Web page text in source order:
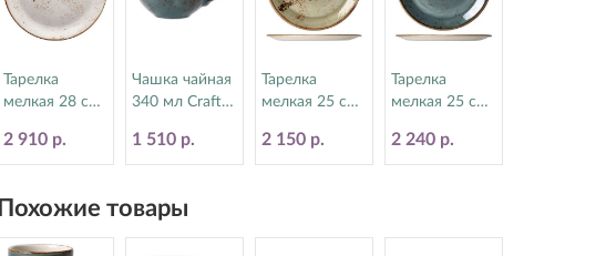
Тарелка
мелкая 28 см
Steelite
(Стилайт)
2 910 р.
Чашка чайная
340 мл Craft
(Стилайт)
11300152
1 510 р.
Тарелка
мелкая 25 см
Steelite
(Стилайт)
2 150 р.
Тарелка
мелкая 25 см
Steelite
(Стилайт)
2 240 р.
Похожие товары